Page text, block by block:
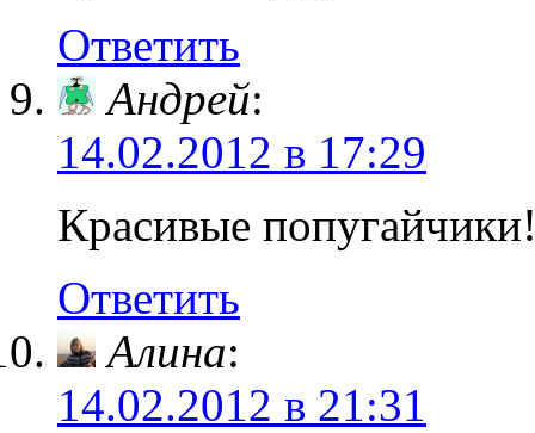
Ответить
Андрей:
14.02.2012 в 17:29
Красивые
Ответить
Алина:
14.02.2012 в 21:31